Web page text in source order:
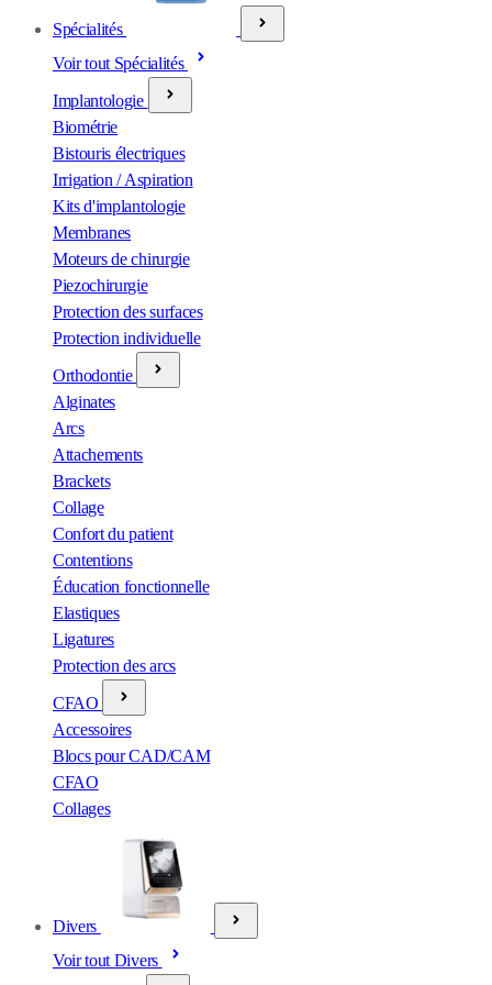
Spécialités
Voir tout Spécialités
Implantologie
Biométrie
Bistouris électriques
Irrigation / Aspiration
Kits d'implantologie
Membranes
Moteurs de chirurgie
Piezochirurgie
Protection des surfaces
Protection individuelle
Orthodontie
Alginates
Arcs
Attachements
Brackets
Collage
Confort du patient
Contentions
Éducation fonctionnelle
Elastiques
Ligatures
Protection des arcs
CFAO
Accessoires
Blocs pour CAD/CAM
CFAO
Collages
Divers
Voir tout Divers